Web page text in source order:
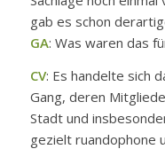
gab es schon
GA: Was waren das
CV: Es handelte sich
Gang, deren
Stadt und
gezielt ruandophone